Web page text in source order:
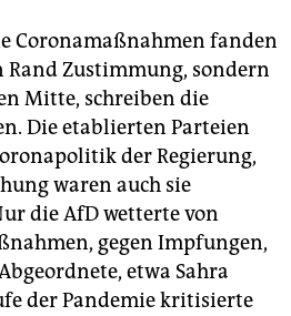
Coronamaßnahmen fanden
Zustimmung, sondern
Mitte, schreiben die
Die etablierten Parteien
der Regierung,
waren auch sie
die AfD wetterte von
gegen Impfungen,
etwa Sahra
der Pandemie kritisierte